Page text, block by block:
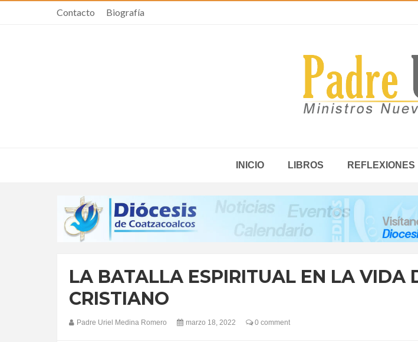
Contacto Biografía
INICIO LIBROS REFLEXIONES
LA BATALLA ESPIRITUAL EN LA VIDA
CRISTIANO
Padre Uriel Medina Romero marzo 18, 2022 0 comment